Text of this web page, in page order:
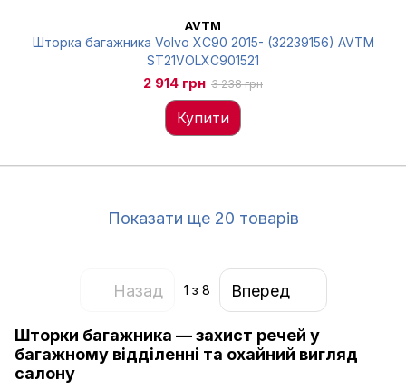
AVTM
Шторка багажника Volvo XC90 2015- (32239156) AVTM
ST21VOLXC901521
2 914 грн 3 238 грн
Купити
Показати ще 20 товарів
Назад 1 з 8 Вперед
Шторки багажника — захист речей у
багажному відділенні та охайний вигляд
салону